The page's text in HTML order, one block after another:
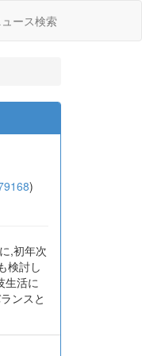
ース検索
)
,初年次
検討し
生活に
ンスと